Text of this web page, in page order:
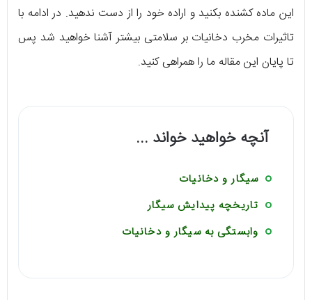
این ماده کشنده بکنید و اراده خود را از دست ندهید. در ادامه با
تاثیرات مخرب دخانیات بر سلامتی بیشتر آشنا خواهید شد پس
تا پایان این مقاله ما را همراهی کنید.
آنچه خواهید خواند ...
سيگار و دخانيات
تاريخچه پيدايش سيگار
وابستگی به سیگار و دخانیات